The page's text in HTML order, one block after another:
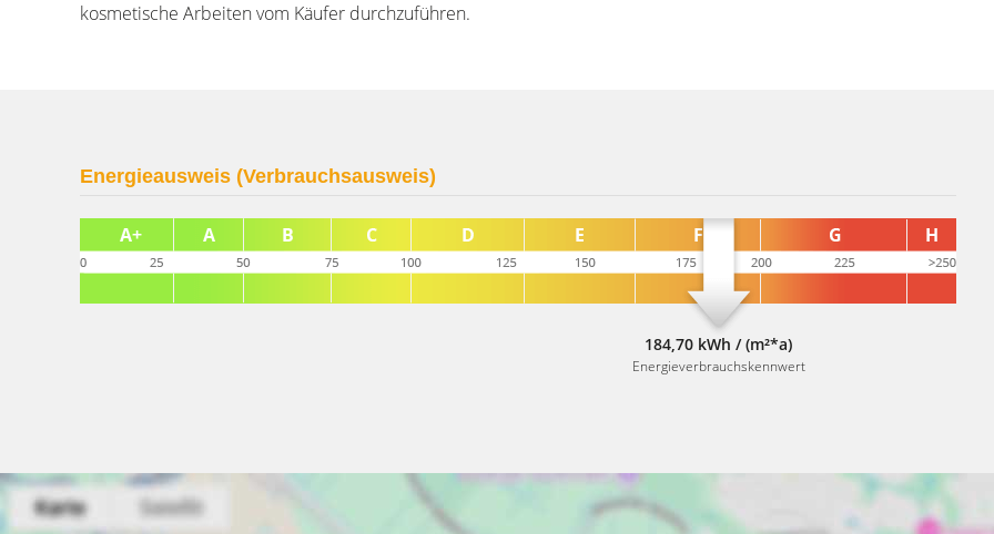
kosmetische Arbeiten vom Käufer durchzuführen.
Energieausweis (Verbrauchsausweis)
184,70 kWh / (m²*a)
Energieverbrauchskennwert